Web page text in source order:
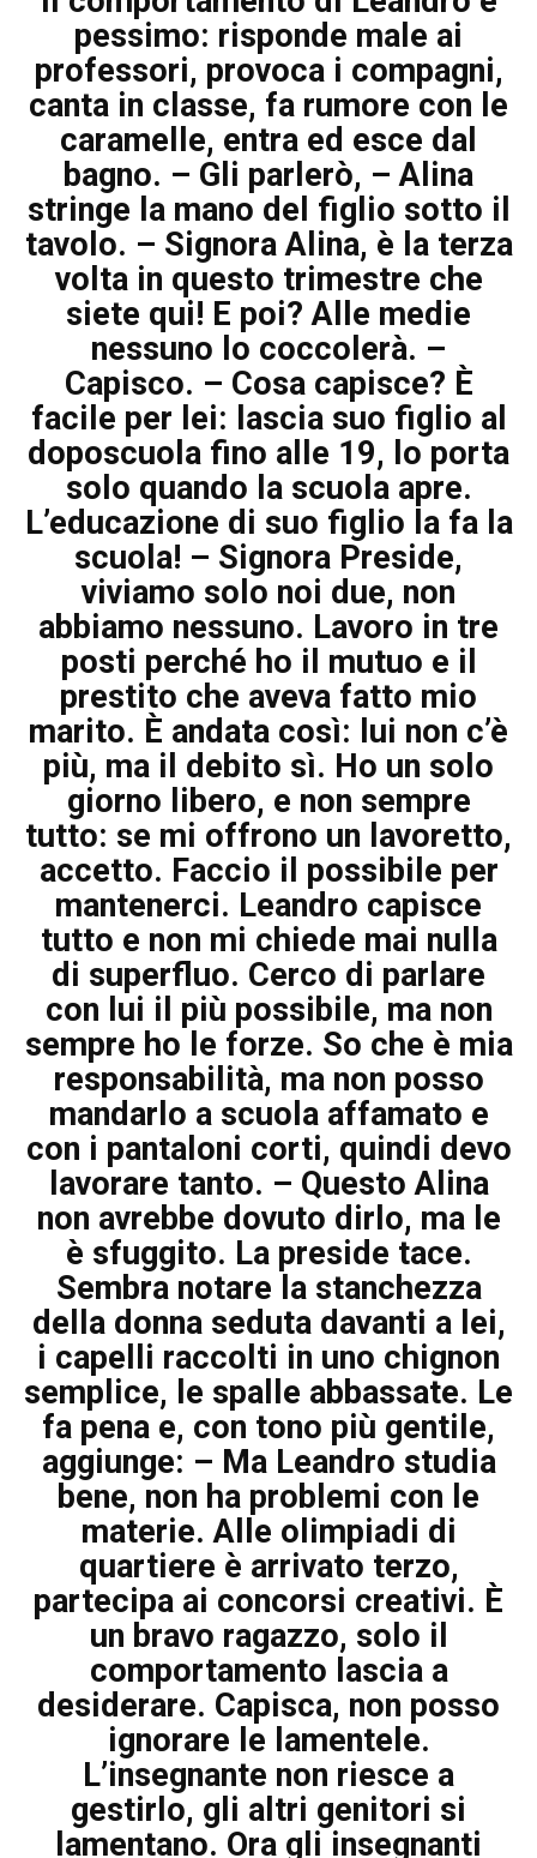
pessimo: risponde male ai
professori, provoca i compagni,
canta in classe, fa rumore con le
caramelle, entra ed esce dal
bagno. – Gli parlerò, – Alina
stringe la mano del figlio sotto il
tavolo. – Signora Alina, è la terza
volta in questo trimestre che
siete qui! E poi? Alle medie
nessuno lo coccolerà. –
Capisco. – Cosa capisce? È
facile per lei: lascia suo figlio al
doposcuola fino alle 19, lo porta
solo quando la scuola apre.
L’educazione di suo figlio la fa la
scuola! – Signora Preside,
viviamo solo noi due, non
abbiamo nessuno. Lavoro in tre
posti perché ho il mutuo e il
prestito che aveva fatto mio
marito. È andata così: lui non c’è
più, ma il debito sì. Ho un solo
giorno libero, e non sempre
tutto: se mi offrono un lavoretto,
accetto. Faccio il possibile per
mantenerci. Leandro capisce
tutto e non mi chiede mai nulla
di superfluo. Cerco di parlare
con lui il più possibile, ma non
sempre ho le forze. So che è mia
responsabilità, ma non posso
mandarlo a scuola affamato e
con i pantaloni corti, quindi devo
lavorare tanto. – Questo Alina
non avrebbe dovuto dirlo, ma le
è sfuggito. La preside tace.
Sembra notare la stanchezza
della donna seduta davanti a lei,
i capelli raccolti in uno chignon
semplice, le spalle abbassate. Le
fa pena e, con tono più gentile,
aggiunge: – Ma Leandro studia
bene, non ha problemi con le
materie. Alle olimpiadi di
quartiere è arrivato terzo,
partecipa ai concorsi creativi. È
un bravo ragazzo, solo il
comportamento lascia a
desiderare. Capisca, non posso
ignorare le lamentele.
L’insegnante non riesce a
gestirlo, gli altri genitori si
lamentano. Ora gli insegnanti